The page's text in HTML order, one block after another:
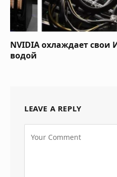
NVIDIA охлаждает свои
водой
LEAVE A REPLY